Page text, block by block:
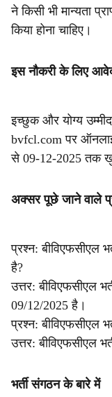
ने किसी भी मान्यता
किया होना चाहिए।
इस नौकरी के लिए
इच्छुक और योग्य
bvfcl.com पर
से 09-12-2025 तक
अक्सर पूछे जाने वाले
प्रश्न: बीविएफसीएल
है?
उत्तर: बीविएफसीएल
09/12/2025 है।
प्रश्न: बीविएफसीएल
उत्तर: बीविएफसीएल
भर्ती संगठन के बारे में